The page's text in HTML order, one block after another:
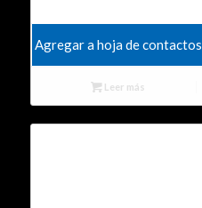
Agregar a hoja de contactos
Leer más